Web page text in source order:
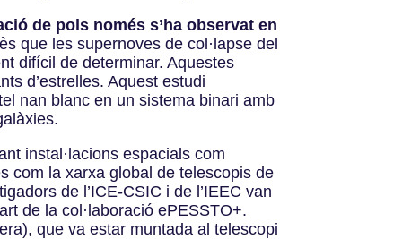
de pols només s’ha observat en
que les supernoves de col·lapse del
difícil de determinar. Aquestes
d’estrelles. Aquest estudi
nan blanc en un sistema binari amb
instal·lacions espacials com
com la xarxa global de telescopis de
de l’ICE-CSIC i de l’IEEC van
de la col·laboració ePESSTO+.
que va estar muntada al telescopi